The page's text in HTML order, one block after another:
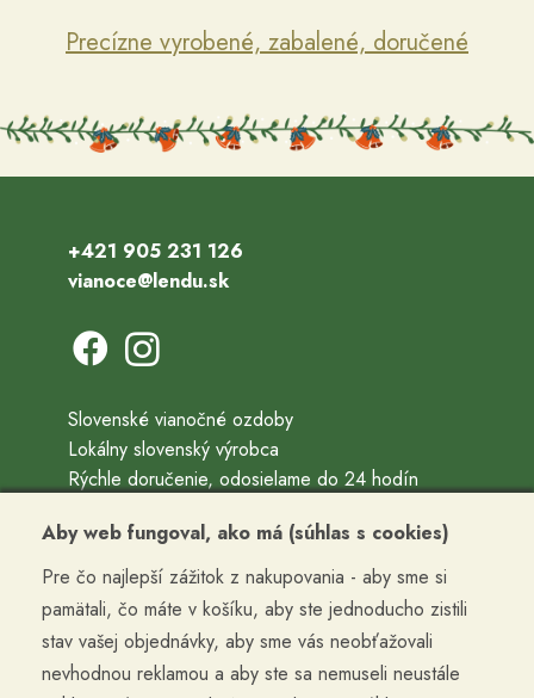
Precízne vyrobené, zabalené, doručené
+421 905 231 126
vianoce@lendu.sk
Slovenské vianočné ozdoby
Lokálny slovenský výrobca
Rýchle doručenie, odosielame do 24 hodín
Precízne vyrobené, zabalené, doručené
Kontakty
Obchodné podmienky
Termín doručenia a cena dopravy
Aby web fungoval, ako má (súhlas s cookies)
Pre čo najlepší zážitok z nakupovania - aby sme si
pamätali, čo máte v košíku, aby ste jednoducho zistili
stav vašej objednávky, aby sme vás neobťažovali
nevhodnou reklamou a aby ste sa nemuseli neustále